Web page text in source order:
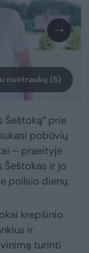
nuotraukų (5)
Šeštoką“ prie
pobūvių
– praeityje
Šeštokas ir jo
poilsio dienų.
krepšinio
ir
turinti